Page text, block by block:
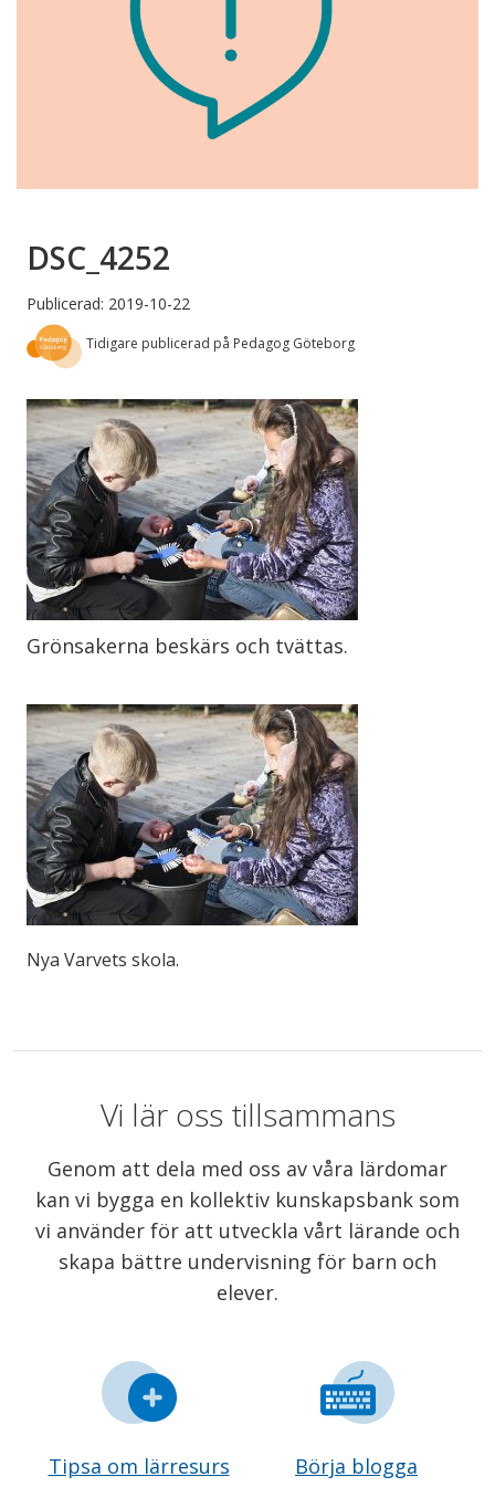
DSC_4252
Publicerad: 2019-10-22
Tidigare publicerad på Pedagog Göteborg
Grönsakerna beskärs och tvättas.
Nya Varvets skola.
Vi lär oss tillsammans
Genom att dela med oss av våra lärdomar
kan vi bygga en kollektiv kunskapsbank som
vi använder för att utveckla vårt lärande och
skapa bättre undervisning för barn och
elever.
Tipsa om lärresurs Börja blogga